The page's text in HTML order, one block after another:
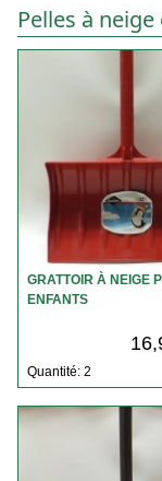
Pelles à
GRATTOIR À NEIGE
ENFANTS
Quantité: 2